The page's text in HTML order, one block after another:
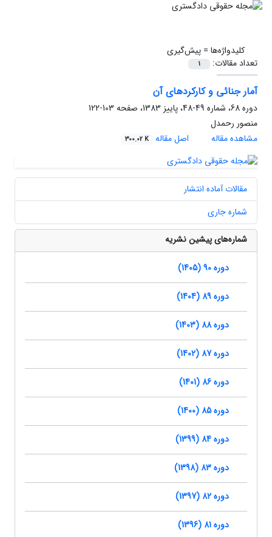
کلیدواژه‌ها =پیش‌گیری
تعداد مقالات:
1
آمار جنائی و کارکردهای آن
دوره 68، شماره 49-48، پاییز 1383، صفحه
103-122
منصور رحمدل
مشاهده مقاله
اصل مقاله 300.02 K
مقالات آماده انتشار
شماره جاری
شماره‌های پیشین نشریه
دوره 90 (1405)
دوره 89 (1404)
دوره 88 (1403)
دوره 87 (1402)
دوره 86 (1401)
دوره 85 (1400)
دوره 84 (1399)
دوره 83 (1398)
دوره 82 (1397)
دوره 81 (1396)